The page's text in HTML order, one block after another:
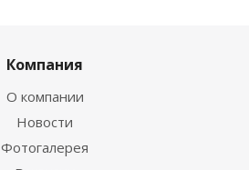
Компания
О компании
Новости
Фотогалерея